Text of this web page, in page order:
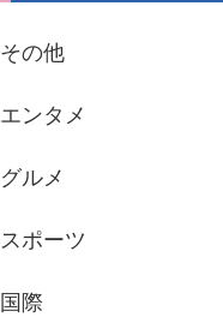
その他
エンタメ
グルメ
スポーツ
国際